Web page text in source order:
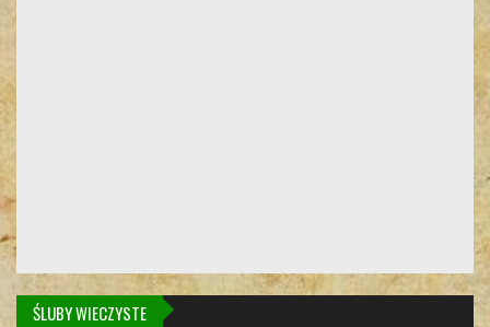
ŚLUBY WIECZYSTE